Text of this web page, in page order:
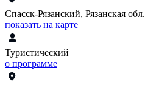
Спасск-Рязанский, Рязанская обл.
показать на карте
Туристический
о программе